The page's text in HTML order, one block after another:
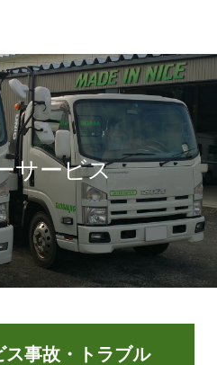
サービス
ス事故・トラブル